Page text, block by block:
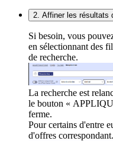
2. Affiner les résultats
Si besoin, vous
en sélectionnant des
de recherche.
La recherche est
le bouton «
ferme.
Pour certains d'entre
d'offres correspondant.